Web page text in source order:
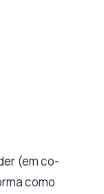
(em co-
como